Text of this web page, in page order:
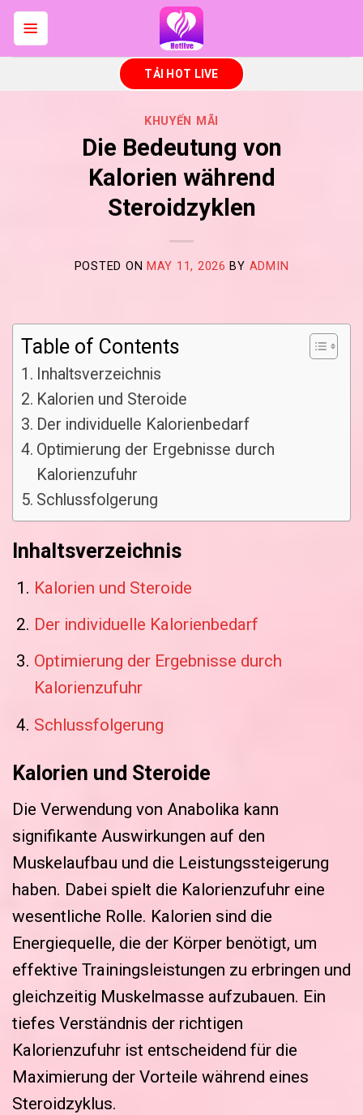
Skip
to
TẢI HOT LIVE
KHUYẾN MÃI
Die Bedeutung von
Kalorien während
Steroidzyklen
POSTED ON MAY 11, 2026 BY ADMIN
Table of Contents
Inhaltsverzeichnis
Kalorien und Steroide
Der individuelle Kalorienbedarf
Optimierung der Ergebnisse durch
Kalorienzufuhr
Schlussfolgerung
Inhaltsverzeichnis
Kalorien und Steroide
Der individuelle Kalorienbedarf
Optimierung der Ergebnisse durch
Kalorienzufuhr
Schlussfolgerung
Kalorien und Steroide
Die Verwendung von Anabolika kann
signifikante Auswirkungen auf den
Muskelaufbau und die Leistungssteigerung
haben. Dabei spielt die Kalorienzufuhr eine
wesentliche Rolle. Kalorien sind die
Energiequelle, die der Körper benötigt, um
effektive Trainingsleistungen zu erbringen und
gleichzeitig Muskelmasse aufzubauen. Ein
tiefes Verständnis der richtigen
Kalorienzufuhr ist entscheidend für die
Maximierung der Vorteile während eines
Steroidzyklus.